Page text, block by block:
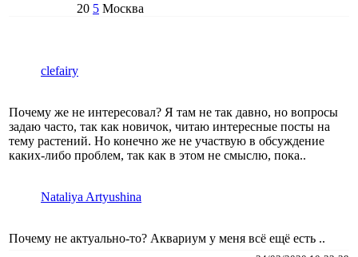
20 5 Москва
clefairy
Почему же не интересовал? Я там не так давно, но вопросы
задаю часто, так как новичок, читаю интересные посты на
тему растений. Но конечно же не участвую в обсуждение
каких-либо проблем, так как в этом не смыслю, пока..
Nataliya Artyushina
Почему не актуально-то? Аквариум у меня всё ещё есть ..